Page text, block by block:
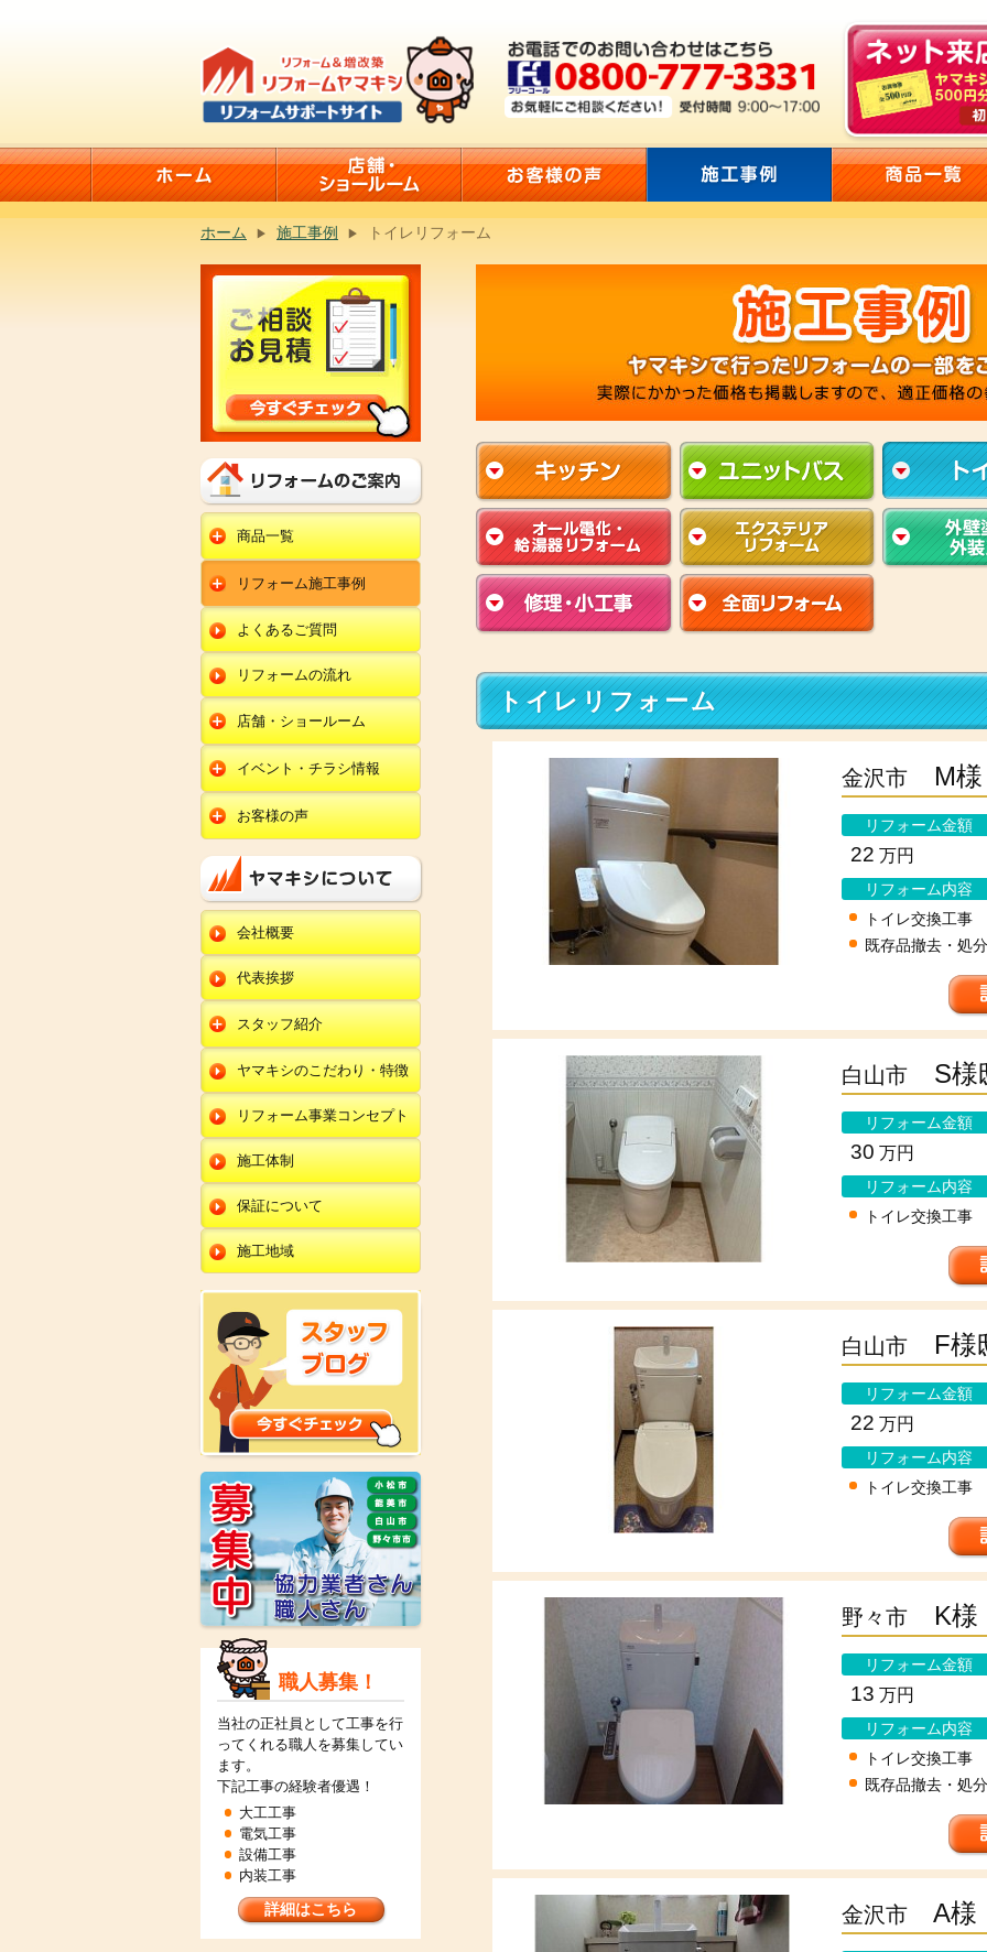
ホーム 施工事例 トイレリフォーム
トイレリフォーム
金沢市M様
リフォーム金額
22 万円
リフォーム内容
トイレ交換工事
既存品撤去・処分
白山市S様
リフォーム金額
30 万円
リフォーム内容
トイレ交換工事
白山市F様
リフォーム金額
22 万円
リフォーム内容
トイレ交換工事
野々市K様
リフォーム金額
13 万円
リフォーム内容
トイレ交換工事
既存品撤去・処分
金沢市A様
商品一覧
水回りリフォーム
キッチンリフォーム
ユニットバスリフォー
ム
トイレリフォーム
洗面化粧台リフォー
ム
オール電化セット
エコキュート
給湯器
エクステリア
外壁塗装
内装リフォーム
リフォーム施工事例
キッチン
ユニットバス
トイレ
洗面化粧台
エクステリア
外壁塗装・外装工事
改装・内装リフォー
ム
修理・小工事
全面リフォーム
よくあるご質問
リフォームの流れ
店舗・ショールーム
田鶴浜店
金沢野々市店
川北店
小松店
新加賀店
金津店
朝日店
羽咋店
金沢田上店
イベント・チラシ情報
田鶴浜店
金沢野々市店
小松店
新加賀店
金津店
朝日店
羽咋店
金沢田上店
お客様の声
キッチン
ユニットバス
トイレ
洗面化粧台
オール電化・給湯器
エクステリア
外壁塗装・外壁工事
改装・内装リフォー
ム
修理・小工事
全面リフォーム
会社概要
代表挨拶
スタッフ紹介
本部
田鶴浜店
金沢野々市店
川北店
小松店
新加賀店
金津店
朝日店
羽咋店
金沢田上店
ヤマキシのこだわり・特徴
リフォーム事業コンセプト
施工体制
保証について
施工地域
職人募集！
当社の正社員として工事を行
ってくれる職人を募集してい
ます。
下記工事の経験者優遇！
大工工事
電気工事
設備工事
内装工事
詳細はこちら